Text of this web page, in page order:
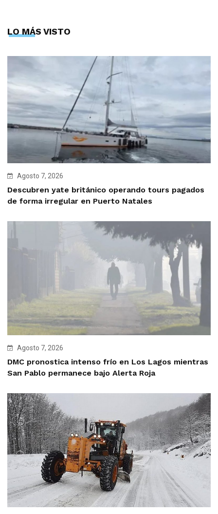
LO MÁS VISTO
Agosto 7, 2026
Descubren yate británico operando tours pagados
de forma irregular en Puerto Natales
Agosto 7, 2026
DMC pronostica intenso frío en Los Lagos mientras
San Pablo permanece bajo Alerta Roja